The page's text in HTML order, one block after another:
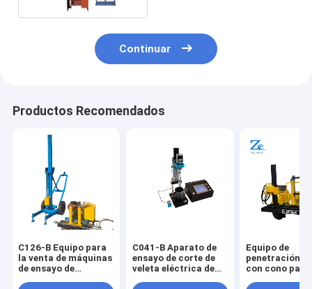
Continuar
Productos Recomendados
C126-B Equipo para
la venta de máquinas
de ensayo de
C041-B Aparato de
ensayo de corte de
veleta eléctrica de
Equipo de
penetración
con cono